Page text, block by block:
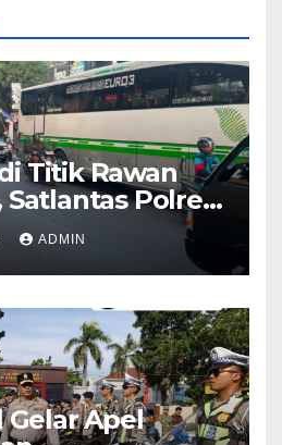
Titik Rawan
Polres
Aktivitas
ADMIN
Gelar Apel